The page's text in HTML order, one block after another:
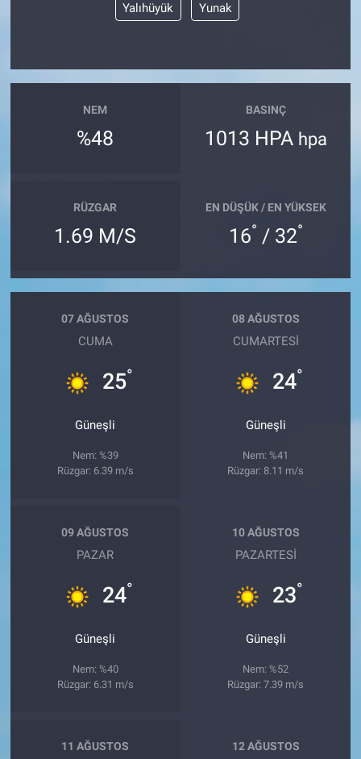
Yalıhüyük Yunak
NEM
%48
BASINÇ
1013 HPA hpa
RÜZGAR
1.69 M/S
EN DÜŞÜK / EN YÜKSEK
16° / 32°
07 AĞUSTOS
CUMA
25°
Güneşli
Nem: %39
Rüzgar: 6.39 m/s
08 AĞUSTOS
CUMARTESI
24°
Güneşli
Nem: %41
Rüzgar: 8.11 m/s
09 AĞUSTOS
PAZAR
24°
Güneşli
Nem: %40
Rüzgar: 6.31 m/s
10 AĞUSTOS
PAZARTESI
23°
Güneşli
Nem: %52
Rüzgar: 7.39 m/s
11 AĞUSTOS 12 AĞUSTOS